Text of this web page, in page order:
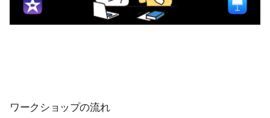
ワークショップの流れ